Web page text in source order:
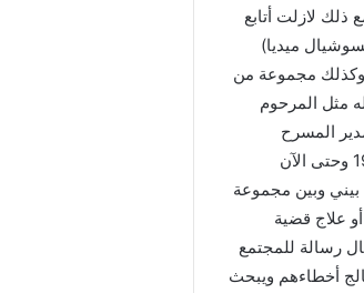
ذلك لازلت أتابع
ميديا)
وكذلك مجموعة من
1992 .. البعض منهم توفاه الله مثل المرحوم
المسرح
الوطني للطفل والشباب وهو الآن متقاعد وصلاح الأحمر هذا الفنان المحترم ، كانت علاقتنا من سنة 1980 وحتى الآن
وبين مجموعة
علاج قضية
رسالة للمجتمع
أخطاءهم ويبحث